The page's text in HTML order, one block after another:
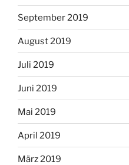
September 2019
August 2019
Juli 2019
Juni 2019
Mai 2019
April 2019
März 2019